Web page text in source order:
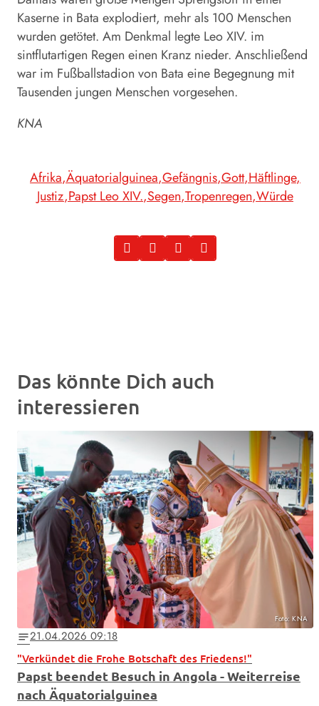
Kaserne in Bata explodiert, mehr als 100 Menschen
wurden getötet. Am Denkmal legte LeoXIV. im
sintflutartigen Regen einen Kranz nieder. Anschließend
war im Fußballstadion von Bata eine Begegnung mit
Tausenden jungen Menschen vorgesehen.
KNA
Afrika Äquatorialguinea Gefängnis Gott Häftlinge
Justiz Papst Leo XIV. Segen Tropenregen Würde
Das könnte Dich auch
interessieren
Foto: KNA
notes21.04.2026 09:18
"Verkündet die Frohe Botschaft des Friedens!"
Papst beendet Besuch in Angola - Weiterreise
nach Äquatorialguinea